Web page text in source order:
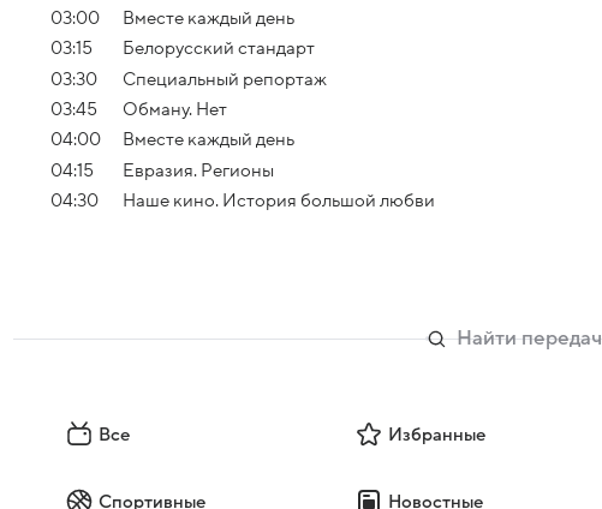
03:00
Вместе каждый день
03:15
Белорусский стандарт
03:30
Специальный репортаж
03:45
Обману. Нет
04:00
Вместе каждый день
04:15
Евразия. Регионы
04:30
Наше кино. История большой любви
Все Избранные
Спортивные Новостные